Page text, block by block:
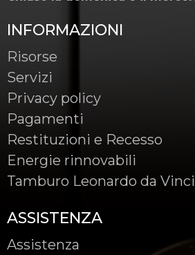
INFORMAZIONI
Risorse
Servizi
Privacy policy
Pagamenti
Restituzioni e Recesso
Energie rinnovabili
Tamburo Leonardo da Vinci
ASSISTENZA
Assistenza